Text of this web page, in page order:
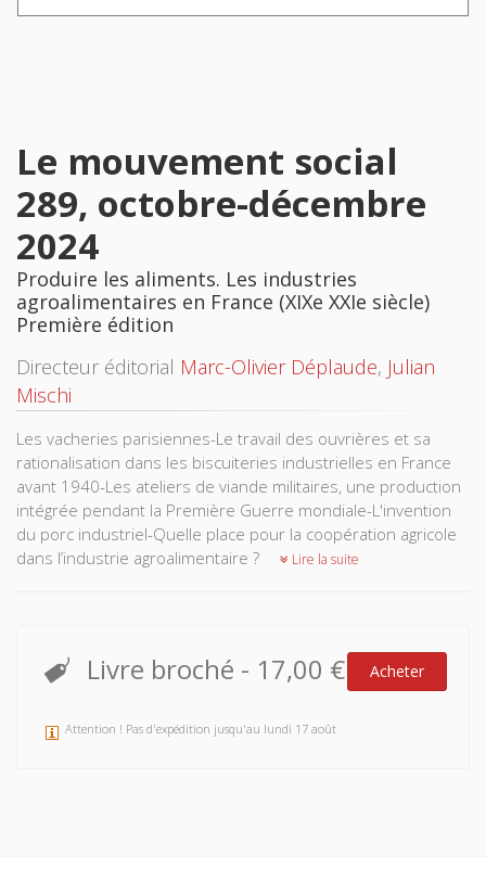
Le mouvement social
289, octobre-décembre
2024
Produire les aliments. Les industries
agroalimentaires en France (XIXe XXIe siècle)
Première édition
Directeur éditorial Marc-Olivier Déplaude, Julian
Mischi
Les vacheries parisiennes-Le travail des ouvrières et sa
rationalisation dans les biscuiteries industrielles en France
avant 1940-Les ateliers de viande militaires, une production
intégrée pendant la Première Guerre mondiale-L'invention
du porc industriel-Quelle place pour la coopération agricole
dans l’industrie agroalimentaire ?
Lire la suite
Livre broché - 17,00 € Acheter
Attention ! Pas d'expédition jusqu'au lundi 17 août